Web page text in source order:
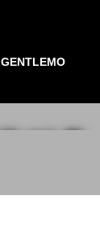
GENTLEMO